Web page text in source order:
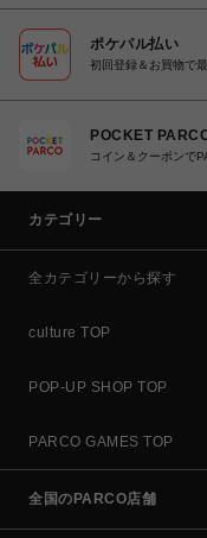
ポケパル払い
初回登録＆お買物で
POCKET
コイン＆クーポンで
カテゴリー
全カテゴリーから探す
culture TOP
POP-UP SHOP TOP
PARCO GAMES TOP
全国のPARCO店舗